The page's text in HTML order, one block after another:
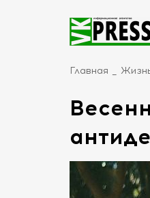
Главная